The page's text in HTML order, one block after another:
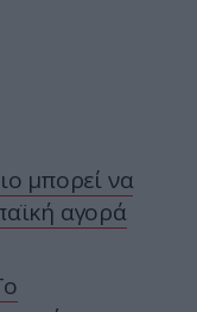
μπορεί να
αγορά